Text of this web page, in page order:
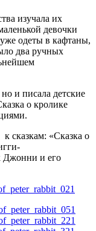
изучала их
девочки
одеты в кафтаны,
два ручных
и писала детские
о кролике
к сказкам: «Сказка о
Джонни и его